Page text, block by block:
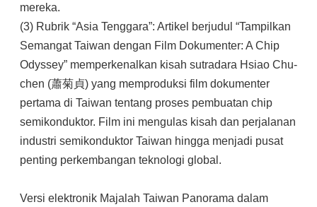
mereka.
(3) Rubrik “Asia Tenggara”: Artikel berjudul “Tampilkan
Semangat Taiwan dengan Film Dokumenter: A Chip
Odyssey” memperkenalkan kisah sutradara Hsiao Chu-
chen (蕭菊貞) yang memproduksi film dokumenter
pertama di Taiwan tentang proses pembuatan chip
semikonduktor. Film ini mengulas kisah dan perjalanan
industri semikonduktor Taiwan hingga menjadi pusat
penting perkembangan teknologi global.
Versi elektronik Majalah Taiwan Panorama dalam